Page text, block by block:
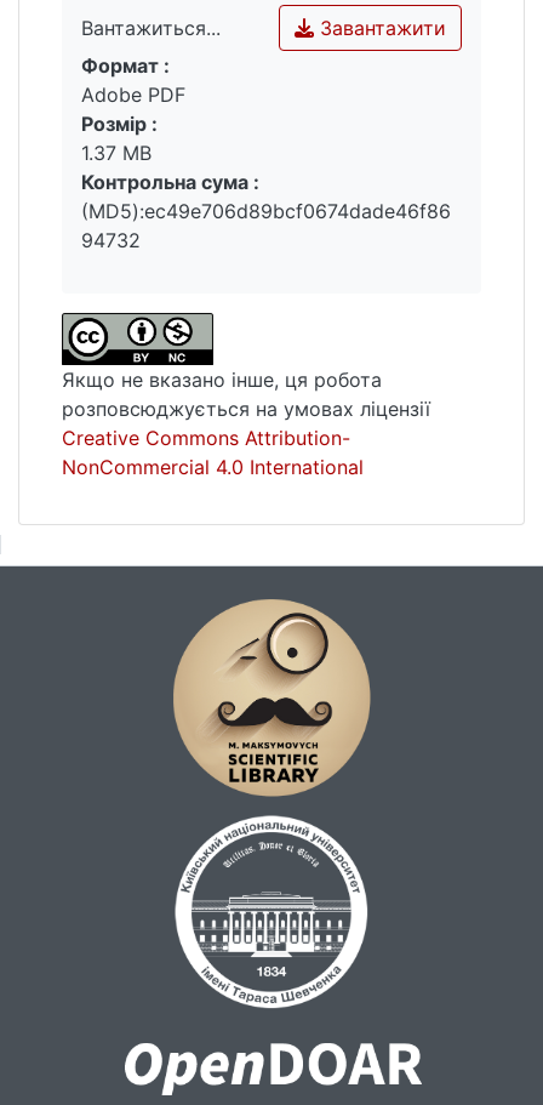
Вантажиться...
Вантажиться...
Завантажити
Формат :
Adobe PDF
Розмір :
1.37 MB
Контрольна сума :
(MD5):ec49e706d89bcf0674dade46f86
94732
Якщо не вказано інше, ця робота
розповсюджується на умовах ліцензії
Creative Commons Attribution-
NonCommercial 4.0 International